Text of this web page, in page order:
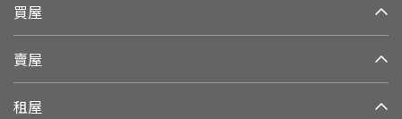
買屋
賣屋
租屋